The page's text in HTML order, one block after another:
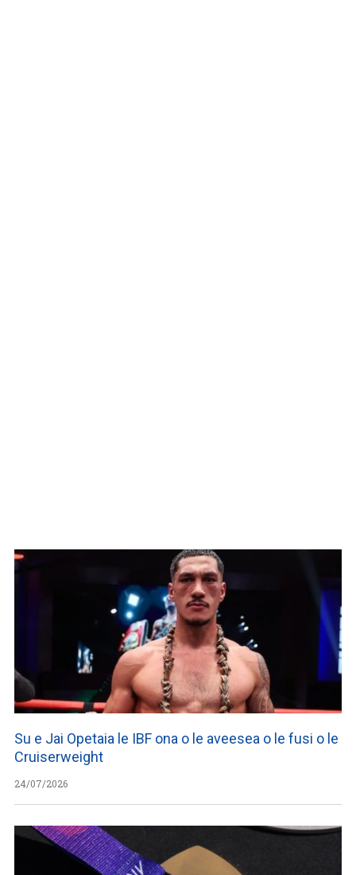
Su e Jai Opetaia le IBF ona o le aveesea o le fusi o le
Cruiserweight
24/07/2026